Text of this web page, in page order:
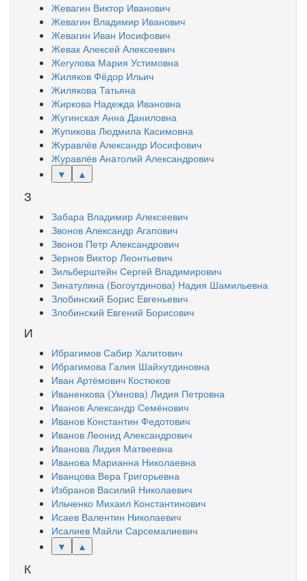
Жевагин Виктор Иванович
Жевагин Владимир Иванович
Жевагин Иван Иосифович
Жевак Алексей Алексеевич
Жегулова Мария Устимовна
Жиляков Фёдор Ильич
Жилякова Татьяна
Жиркова Надежда Ивановна
Жугинская Анна Даниловна
Жупикова Людмила Касимовна
Журавлёв Александр Иосифович
Журавлёв Анатолий Александрович
▼
▲
З
Забара Владимир Алексеевич
Звонов Александр Агапович
Звонов Петр Александрович
Зернов Виктор Леонтьевич
Зильберштейн Сергей Владимирович
Зинатулина (Богоутдинова) Надия Шамильевна
Злобинский Борис Евгеньевич
Злобинский Евгений Борисович
И
Ибрагимов Сабир Халитович
Ибрагимова Галия Шайхутдиновна
Иван Артёмович Костюков
Иваненкова (Умнова) Лидия Петровна
Иванов Александр Семёнович
Иванов Константин Федотович
Иванов Леонид Александрович
Иванова Лидия Матвеевна
Иванова Марианна Николаевна
Иванцова Вера Григорьевна
Избранов Василий Николаевич
Ильченко Михаил Константинович
Исаев Валентин Николаевич
Исалиев Майли Сарсемалиевич
▼
▲
К